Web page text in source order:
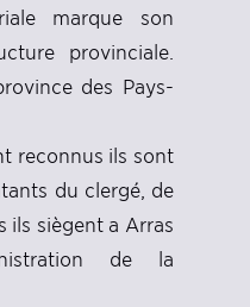
marque son
provinciale.
des Pays-
reconnus ils sont
du clergé, de
ils siègent a Arras
de la